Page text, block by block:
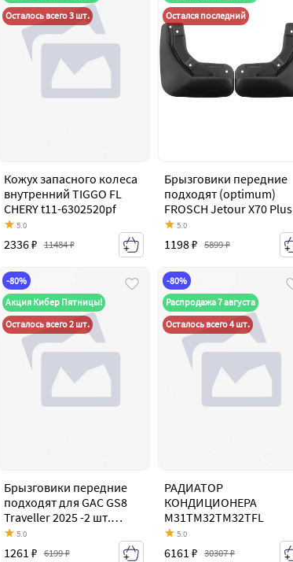
Осталось всего 3 шт.
Кожух запасного колеса
внутренний TIGGO FL
CHERY t11-6302520pf
5.0
2336 ₽ 11484 ₽
Остался последний
Брызговики передние
подходят (optimum)
FROSCH Jetour X70 Plus
(2023-2026)
5.0
1198 ₽ 5899 ₽
-80%
Акция Кибер Пятницы!
Осталось всего 2 шт.
Брызговики передние
подходят для GAC GS8
Traveller 2025 -2 шт.
(optimum) в пакете Гак
ГС8 GAC
5.0
1261 ₽ 6199 ₽
-80%
Распродажа 7 августа
Осталось всего 4 шт.
РАДИАТОР
КОНДИЦИОНЕРА
M31TM32TM32TFL
5.0
6161 ₽ 30307 ₽